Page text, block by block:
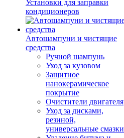
Установки для заправки
кондиционеров
Автошампуни и чистящие
средства
Ручной шампунь
Уход за кузовом
Защитное
нанокерамическое
покрытие
Очистители двигателя
Уход за дисками,
резиной,
универсальные смазки